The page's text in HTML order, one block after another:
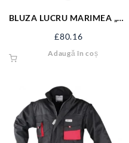
BLUZA LUCRU MARIMEA „M”
£80.16
Adaugă în coș